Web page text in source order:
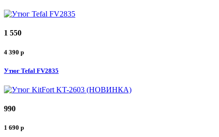
1 550
4 390 p
Утюг Tefal FV2835
990
1 690 p